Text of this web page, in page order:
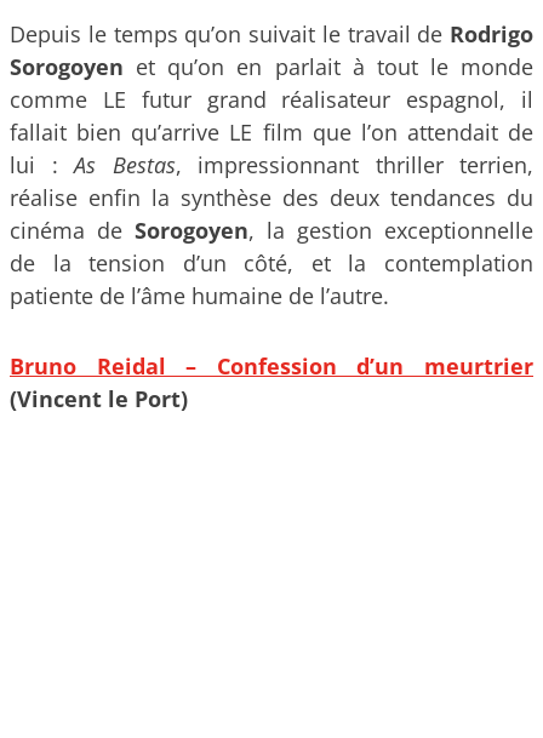
Depuis le temps qu’on suivait le travail de Rodrigo
Sorogoyen et qu’on en parlait à tout le monde
comme LE futur grand réalisateur espagnol, il
fallait bien qu’arrive LE film que l’on attendait de
lui :As Bestas, impressionnant thriller terrien,
réalise enfin la synthèse des deux tendances du
cinéma de Sorogoyen, la gestion exceptionnelle
de la tension d’un côté, et la contemplation
patiente de l’âme humaine de l’autre.
Bruno Reidal – Confession d’un meurtrier
(Vincent le Port)